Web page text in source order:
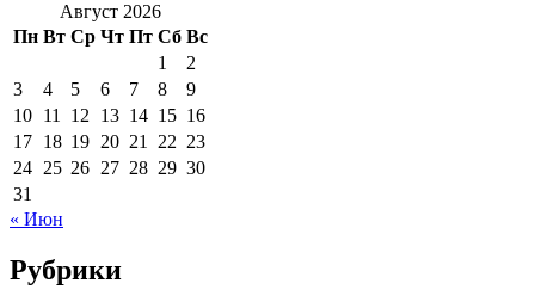
Август 2026
Пн Вт Ср Чт Пт Сб Вс
1
2
3
4 5 6 7 8
9
10 11 12 13 14 15 16
17 18 19 20 21 22 23
24 25 26 27 28 29 30
31
« Июн
Рубрики